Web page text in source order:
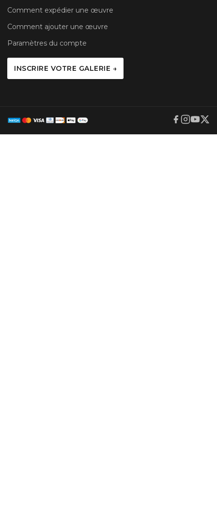
Comment expédier une œuvre
Comment ajouter une œuvre
Paramètres du compte
INSCRIRE VOTRE GALERIE →